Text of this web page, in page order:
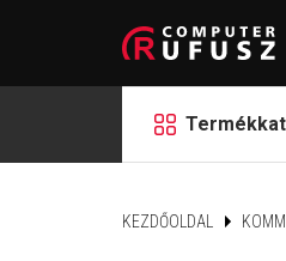
grid
KEZDŐOLDAL